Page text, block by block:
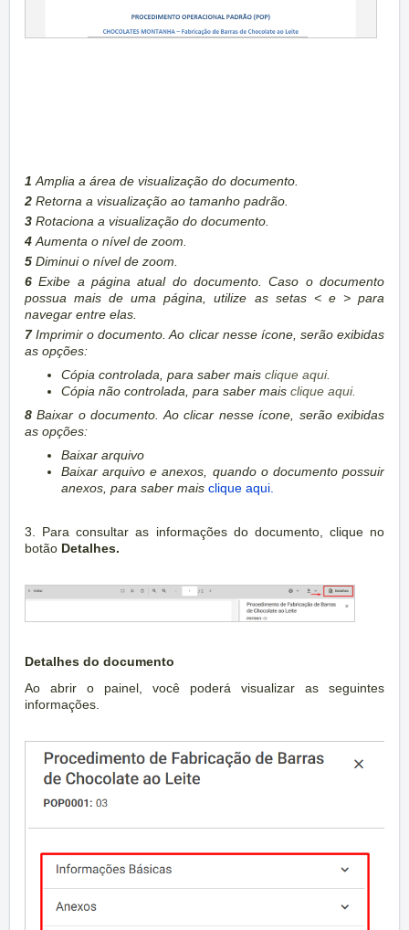
1 Amplia a área de visualização do documento.
2 Retorna a visualização ao tamanho padrão.
3 Rotaciona a visualização do documento.
4 Aumenta o nível de zoom.
5 Diminui o nível de zoom.
6Exibe a página atual do documento. Caso o documento
possua mais de uma página, utilize as setas < e > para
navegar entre elas.
7Imprimir o documento. Ao clicar nesse ícone, serão exibidas
as opções:
Cópia controlada, para saber mais clique aqui.
Cópia não controlada, para saber mais clique aqui.
8Baixar o documento. Ao clicar nesse ícone, serão exibidas
as opções:
Baixar arquivo
Baixar arquivo e anexos, quando o documento possuir
anexos, para saber mais clique aqui.
3. Para consultar as informações do documento, clique no
botão Detalhes.
Detalhes do documento
Ao abrir o painel, você poderá visualizar as seguintes
informações.